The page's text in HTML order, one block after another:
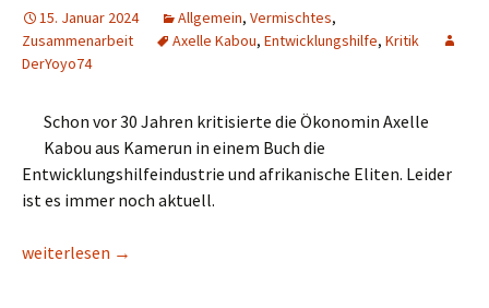
15. Januar 2024 Allgemein, Vermischtes,
Zusammenarbeit
Axelle Kabou, Entwicklungshilfe, Kritik
DerYoyo74
Schon vor 30 Jahren kritisierte die Ökonomin Axelle
Kabou aus Kamerun in einem Buch die
Entwicklungshilfeindustrie und afrikanische Eliten. Leider
ist es immer noch aktuell.
„Weder arm noch ohnmächtig“ – Ein Afrika-Klassiker
weiterlesen →